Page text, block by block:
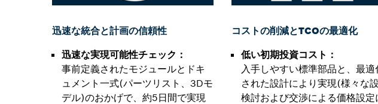
迅速な統合と計画の信頼性
迅速な実現可能性チェック：
事前定義されたモジュールとドキ
ュメント一式(パーツリスト、3Dモ
デル)のおかげで、約5日間で実現
コストの削減とTCOの最適化
低い初期投資コスト：
入手しやすい標準部品と、最適
された設計により実現(様々な
検討および交渉による価格設定